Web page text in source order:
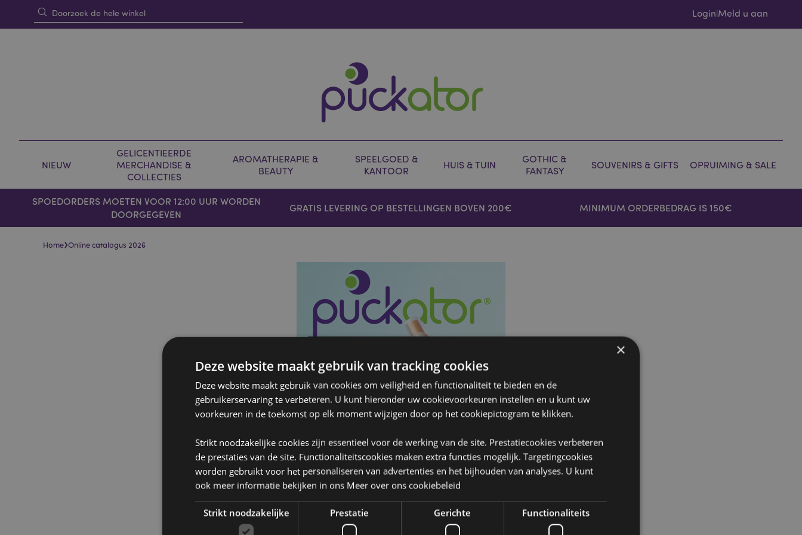
Login|Meld u aan
NIEUW
GELICENTIEERDE
MERCHANDISE &
COLLECTIES
AROMATHERAPIE &
BEAUTY
SPEELGOED &
KANTOOR
HUIS & TUIN
GOTHIC &
FANTASY
SOUVENIRS & GIFTS OPRUIMING & SALE
SPOEDORDERS MOETEN VOOR 12:00 UUR WORDEN
DOORGEGEVEN
GRATIS LEVERING OP BESTELLINGEN BOVEN 200€ MINIMUM ORDERBEDRAG IS 150€
Home›Online catalogus 2026
×
Deze website maakt gebruik van tracking cookies
Deze website maakt gebruik van cookies om veiligheid en functionaliteit te bieden en de
gebruikerservaring te verbeteren. U kunt hieronder uw cookievoorkeuren instellen en u kunt uw
voorkeuren in de toekomst op elk moment wijzigen door op het cookiepictogram te klikken.
Strikt noodzakelijke cookies zijn essentieel voor de werking van de site. Prestatiecookies verbeteren
de prestaties van de site. Functionaliteitscookies maken extra functies mogelijk. Targetingcookies
worden gebruikt voor het personaliseren van advertenties en het bijhouden van analyses. U kunt
ook meer informatie bekijken in ons Meer over ons cookiebeleid
Strikt noodzakelijke Prestatie Gerichte Functionaliteits